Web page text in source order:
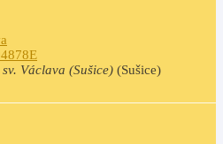
Václava (Sušice) (Sušice)